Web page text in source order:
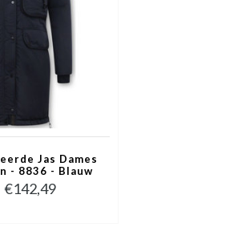
Jas Dames
- 8836 - Blauw
€142,49